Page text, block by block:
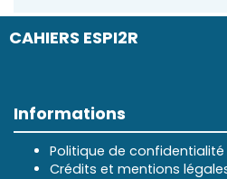
CAHIERS ESPI2R
Informations
Politique de confidentialité
Crédits et mentions